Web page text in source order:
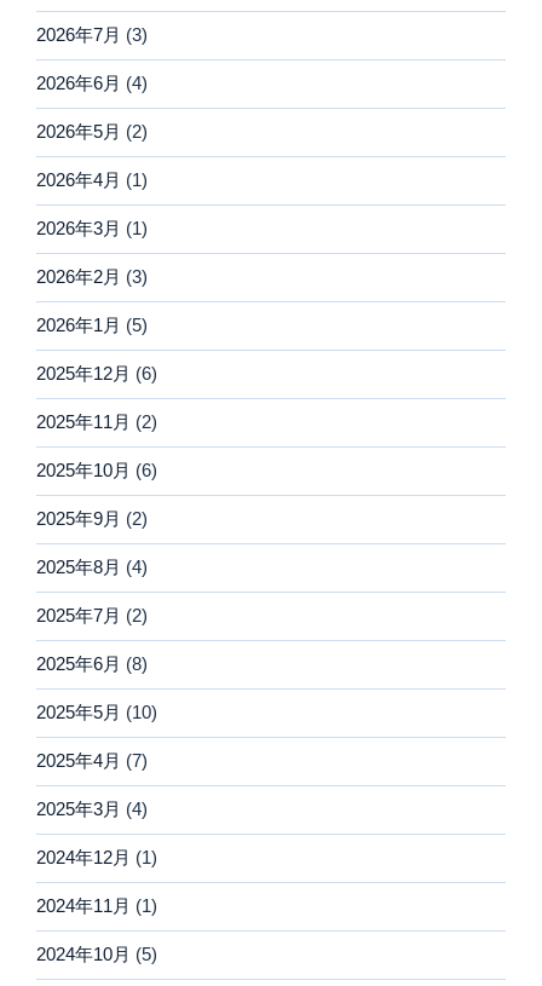
2026年7月 (3)
2026年6月 (4)
2026年5月 (2)
2026年4月 (1)
2026年3月 (1)
2026年2月 (3)
2026年1月 (5)
2025年12月 (6)
2025年11月 (2)
2025年10月 (6)
2025年9月 (2)
2025年8月 (4)
2025年7月 (2)
2025年6月 (8)
2025年5月 (10)
2025年4月 (7)
2025年3月 (4)
2024年12月 (1)
2024年11月 (1)
2024年10月 (5)